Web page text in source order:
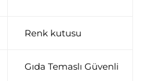
Renk kutusu
Gıda Temaslı Güvenli